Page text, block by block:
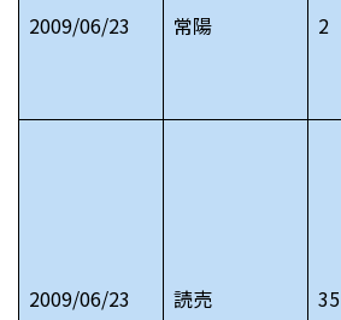
2009/06/23 常陽 2
2009/06/23 読売 35